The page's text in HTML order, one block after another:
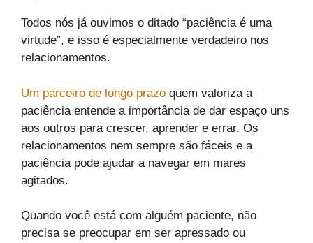
Todos nós já ouvimos o ditado “paciência é uma
virtude”, e isso é especialmente verdadeiro nos
relacionamentos.
Um parceiro de longo prazo quem valoriza a
paciência entende a importância de dar espaço uns
aos outros para crescer, aprender e errar. Os
relacionamentos nem sempre são fáceis e a
paciência pode ajudar a navegar em mares
agitados.
Quando você está com alguém paciente, não
precisa se preocupar em ser apressado ou